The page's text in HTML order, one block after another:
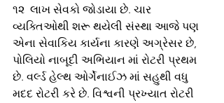
૧૨  લાખ સેવકો જોડાયા છે. ચાર
વ્યક્તિઓથી શરૂ થયેલી સંસ્થા આજે પણ
એના સેવાકિય કાર્યના કારણે અગ્રેસર છે,
પોલિયો નાબૂદી અભિયાન માં રોટરી પ્રથમ
છે. વર્લ્ડ હેલ્થ ઓર્ગેનાઈઝ માં સહુથી વધુ
મદદ રોટરી કરે છે. વિશ્વની પ્રખ્યાત રોટરી